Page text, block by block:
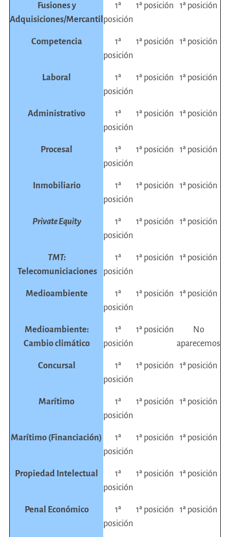
Fusiones y
Adquisiciones/Mercantil
1ª
posición
1ª posición 1ª posición
Competencia
1ª
posición
1ª posición 1ª posición
Laboral
1ª
posición
1ª posición 1ª posición
Administrativo
1ª
posición
1ª posición 1ª posición
Procesal
1ª
posición
1ª posición 1ª posición
Inmobiliario
1ª
posición
1ª posición 1ª posición
Private Equity
1ª
posición
1ª posición 1ª posición
TMT:
Telecomuniciaciones
1ª
posición
1ª posición 1ª posición
Medioambiente
1ª
posición
1ª posición 1ª posición
Medioambiente:
Cambio climático
1ª
posición
1ª posición
No
aparecemos
Concursal
1ª
posición
1ª posición 1ª posición
Marítimo
1ª
posición
1ª posición 1ª posición
Marítimo (Financiación)
1ª
posición
1ª posición 1ª posición
Propiedad Intelectual
1ª
posición
1ª posición 1ª posición
Penal Económico
1ª
posición
1ª posición 1ª posición